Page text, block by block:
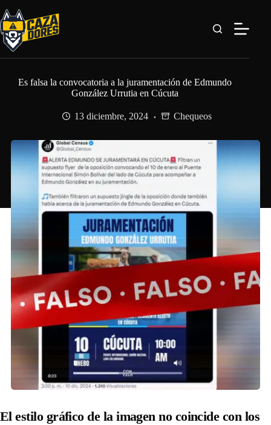
al
contenido
Es falsa la convocatoria a la juramentación de Edmundo
González Urrutia en Cúcuta
13 diciembre, 2024 Chequeos
El estilo gráfico de la imagen no coincide con los